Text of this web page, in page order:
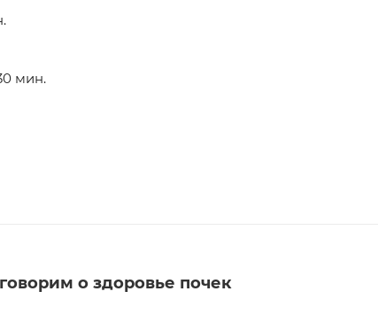
мин.
о здоровье почек